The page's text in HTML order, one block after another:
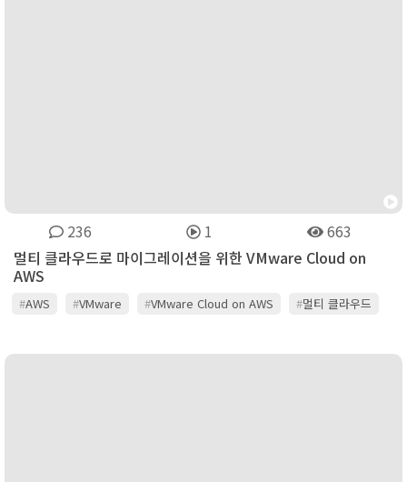
236 1
663
멀티 클라우드로 마이그레이션을 위한 VMware Cloud on
AWS
#AWS #VMware #VMware Cloud on AWS #멀티 클라우드